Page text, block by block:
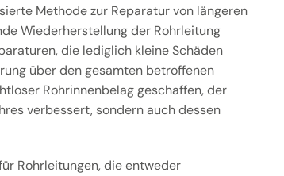
Methode zur Reparatur von längeren
Wiederherstellung der Rohrleitung
die lediglich kleine Schäden
über den gesamten betroffenen
Rohrinnenbelag geschaffen, der
verbessert, sondern auch dessen
Rohrleitungen, die entweder